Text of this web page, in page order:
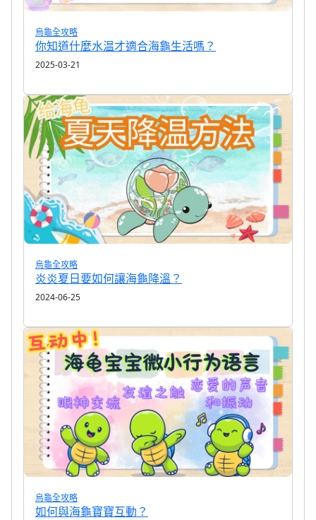
烏龜全攻略
你知道什麼水温才適合海龜生活嗎？
2025-03-21
烏龜全攻略
炎炎夏日要如何讓海龜降溫？
2024-06-25
烏龜全攻略
如何與海龜寶寶互動？